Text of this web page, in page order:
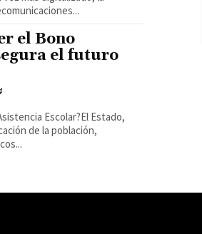
el Bono
el futuro
Escolar?El Estado,
de la población,